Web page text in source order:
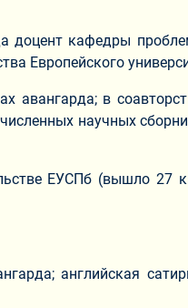
кафедры
Европейского
авангарда; в
научных
ЕУСПб (вышло 27
английская